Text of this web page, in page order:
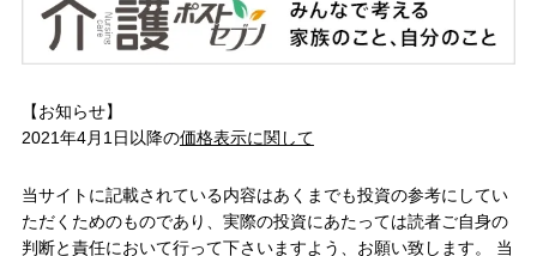
【お知らせ】
2021年4月1日以降の価格表示に関して
当サイトに記載されている内容はあくまでも投資の参考にしてい
ただくためのものであり、実際の投資にあたっては読者ご自身の
判断と責任において行って下さいますよう、お願い致します。 当